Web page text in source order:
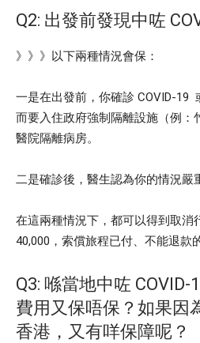
Q2: 出發前發現中咗
》》》以下兩種情況會保：
一是在出發前，你確診 COVID-19
而要入住政府強制隔離設施（例：
醫院隔離病房。
二是確診後，醫生認為你的情況嚴
在這兩種情況下，都可以得到取消
40,000，索償旅程已付、不能退款
Q3: 喺當地中咗
費用又保唔保？如果因
香港，又有咩保障呢？